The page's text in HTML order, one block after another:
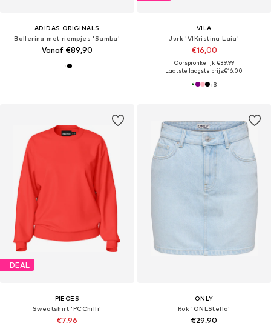
ADIDAS ORIGINALS
Ballerina met riempjes 'Samba'
Vanaf €89,90
VILA
Jurk 'VIKristina Laia'
€16,00
Oorspronkelijk: €39,99
Laatste laagste prijs:€16,00
+3
DEAL
PIECES
Sweatshirt 'PCChilli'
€7,96
ONLY
Rok 'ONLStella'
€29,90